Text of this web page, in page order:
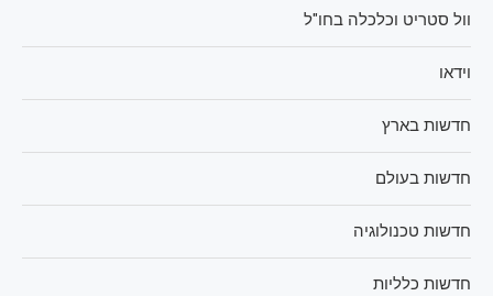
וול סטריט וכלכלה בחו"ל
וידאו
חדשות בארץ
חדשות בעולם
חדשות טכנולוגיה
חדשות כלליות